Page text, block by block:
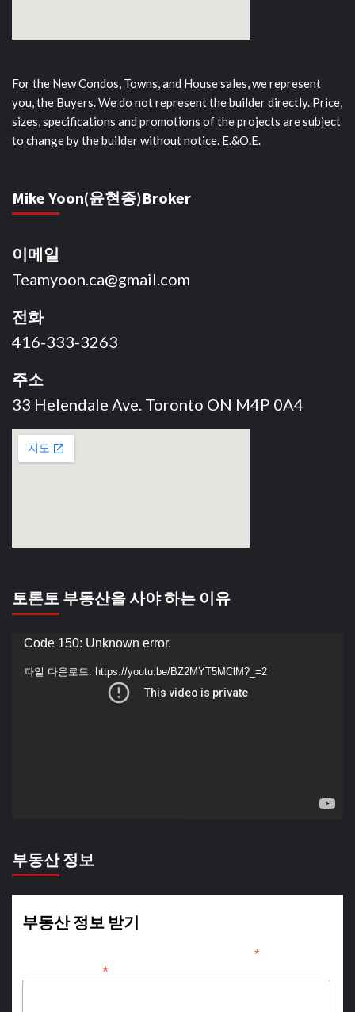
For the New Condos, Towns, and House sales, we represent
you, the Buyers. We do not represent the builder directly. Price,
sizes, specifications and promotions of the projects are subject
to change by the builder without notice. E.&O.E.
Mike Yoon(윤현종)Broker
이메일
Teamyoon.ca@gmail.com
전화
416-333-3263
주소
33 Helendale Ave. Toronto ON M4P 0A4
토론토 부동산을 사야 하는 이유
동
영
Code 150: Unknown error.
파일 다운로드: https://youtu.be/BZ2MYT5MClM?_=2
부동산 정보
부동산 정보 받기
*indicates required
*